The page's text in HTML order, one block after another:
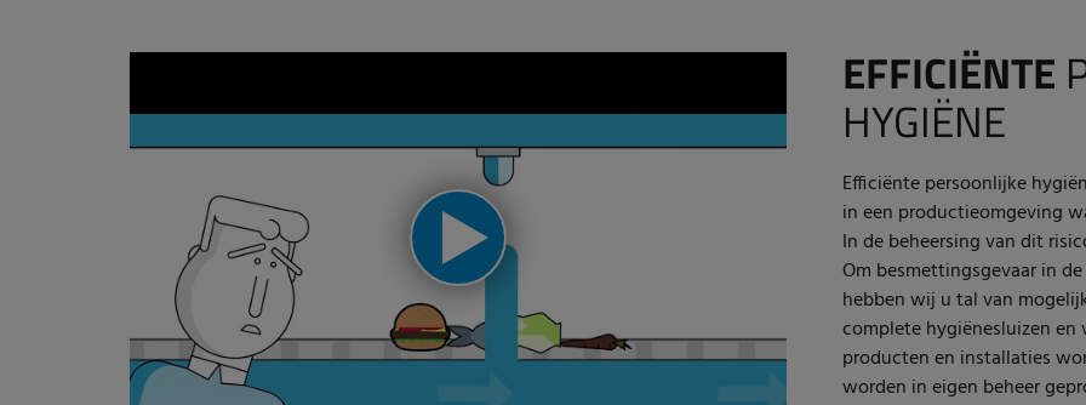
EFFICIËNTE
HYGIËNE
Efficiënte persoonlijke
in een productieomgeving
In de beheersing van dit
Om besmettingsgevaar in
hebben wij u tal van
complete hygiënesluizen en
producten en installaties
worden in eigen beheer